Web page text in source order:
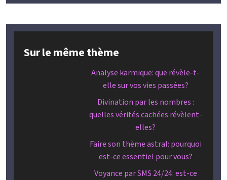
Sur le même thème
Analyse karmique: que révèle-t-
elle sur vos vies passées?
Divination par les nombres :
quelles vérités cachées révèlent-
elles?
Faire son thème astral: pourquoi
est-ce essentiel pour vous?
Voyance par SMS 24/24: est-ce